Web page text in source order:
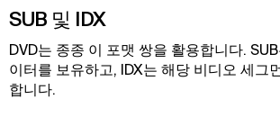
SUB 및 IDX
DVD는 종종 이 포맷 쌍을 활용합니다.
이터를 보유하고, IDX는 해당 비디오 세그
합니다.